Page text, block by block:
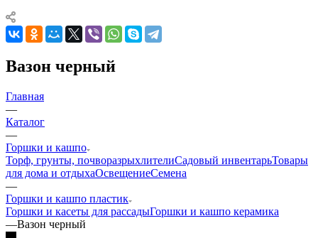
Вазон черный
Главная
—
Каталог
—
Горшки и кашпо
Торф, грунты, почворазрыхлителиСадовый инвентарьТовары
для дома и отдыхаОсвещениеСемена
—
Горшки и кашпо пластик
Горшки и касеты для рассадыГоршки и кашпо керамика
—Вазон черный